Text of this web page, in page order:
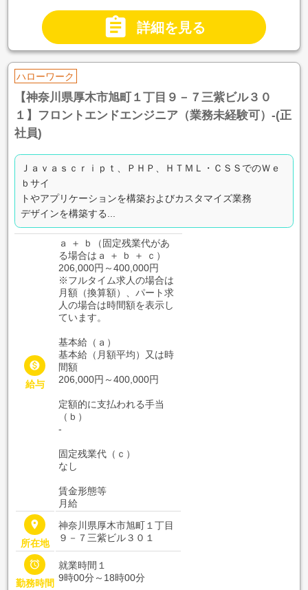
 詳細を見る
ハローワーク
【神奈川県厚木市旭町１丁目９－７三紫ビル３０
１】フロントエンドエンジニア（業務未経験可）-(正
社員)
Ｊａｖａｓｃｒｉｐｔ、ＰＨＰ、ＨＴＭＬ・ＣＳＳでのＷｅ
ｂサイ
トやアプリケーションを構築およびカスタマイズ業務
デザインを構築する...

給与
ａ ＋ ｂ（固定残業代があ
る場合はａ ＋ ｂ ＋ ｃ）
206,000円～400,000円
※フルタイム求人の場合は
月額（換算額）、パート求
人の場合は時間額を表示し
ています。
基本給（ａ）
基本給（月額平均）又は時
間額
206,000円～400,000円
定額的に支払われる手当
（ｂ）
-
固定残業代（ｃ）
なし
賃金形態等
月給
place
所在地
神奈川県厚木市旭町１丁目
９－７三紫ビル３０１

勤務時間
就業時間１
9時00分～18時00分